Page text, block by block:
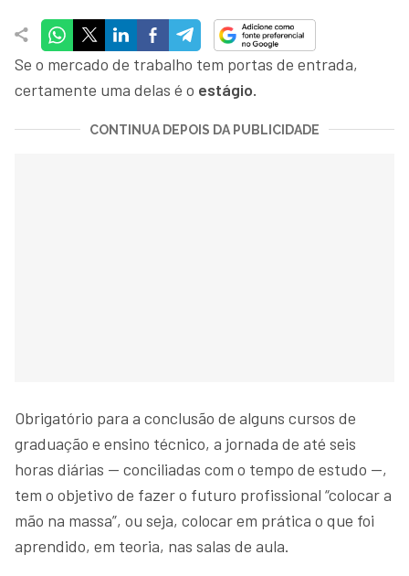
Se o mercado de trabalho tem portas de entrada,
certamente uma delas é o estágio.
CONTINUA DEPOIS DA PUBLICIDADE
Obrigatório para a conclusão de alguns cursos de
graduação e ensino técnico, a jornada de até seis
horas diárias — conciliadas com o tempo de estudo —,
tem o objetivo de fazer o futuro profissional “colocar a
mão na massa”, ou seja, colocar em prática o que foi
aprendido, em teoria, nas salas de aula.